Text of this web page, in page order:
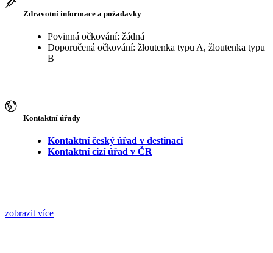
Zdravotní informace a požadavky
Povinná očkování: žádná
Doporučená očkování: žloutenka typu A, žloutenka typu
B
Kontaktní úřady
Kontaktní český úřad v destinaci
Kontaktní cizí úřad v ČR
zobrazit více